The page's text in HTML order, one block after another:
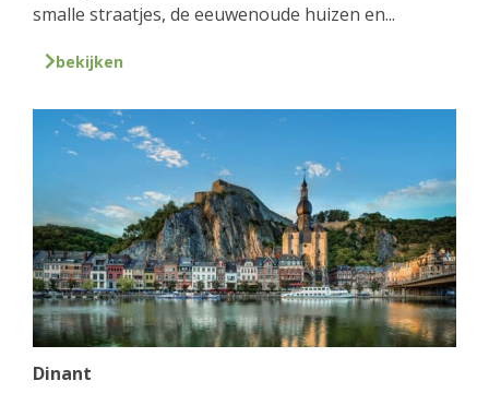
smalle straatjes, de eeuwenoude huizen en...
bekijken
Dinant